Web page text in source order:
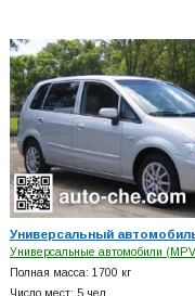
Универсальный
Универсальные автомобили
Полная масса: 1700 кг
Число мест: 5 чел.